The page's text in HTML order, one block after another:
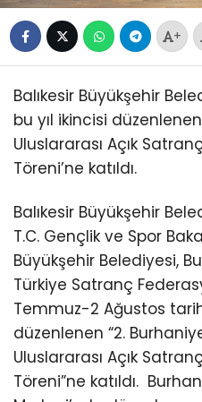
+
Balıkesir Büyükşehir
bu yıl ikincisi
Uluslararası Açık
Töreni’ne katıldı.
Balıkesir Büyükşehir
T.C. Gençlik ve Spor
Büyükşehir Belediyesi,
Türkiye Satranç
Temmuz-2 Ağustos
düzenlenen “2.
Uluslararası Açık
Töreni”ne katıldı.